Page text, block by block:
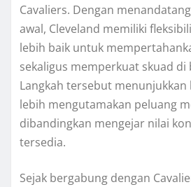
Cavaliers. Dengan
awal, Cleveland memiliki
lebih baik untuk
sekaligus memperkuat skuad
Langkah tersebut menunjukkan
lebih mengutamakan peluang
dibandingkan mengejar nilai
tersedia.
Sejak bergabung dengan